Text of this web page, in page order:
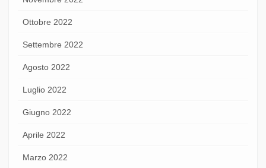
Ottobre 2022
Settembre 2022
Agosto 2022
Luglio 2022
Giugno 2022
Aprile 2022
Marzo 2022